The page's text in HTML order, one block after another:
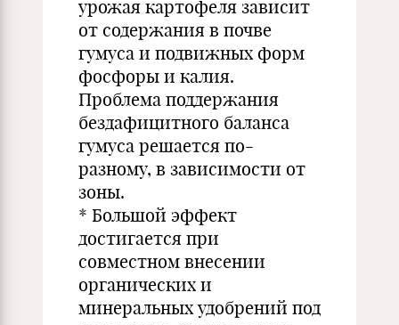
урожая картофеля зависит
от содержания в почве
гумуса и подвижных форм
фосфоры и калия.
Проблема поддержания
бездафицитного баланса
гумуса решается по-
разному, в зависимости от
зоны.
* Большой эффект
достигается при
совместном внесении
органических и
минеральных удобрений под